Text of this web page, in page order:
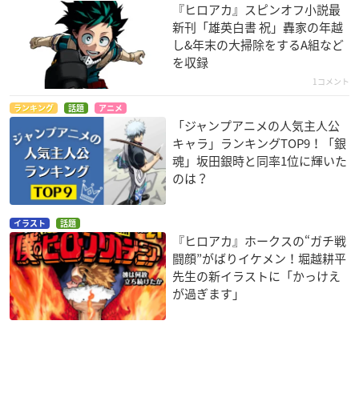
ジャンプフェスタオリジナルグッズ販売
・TOHO animation STORE
【先行受注販売期間】
2021年12月15日(水)12:00～12月19日(日)17:00
※ジャンプフェスタ先行販売商品
※上記期間中は、売り切れなしでの販売となります。
・ジャンフェスストア内「オリジナルグッズ販売ECサイト」
・ヒロアカアニメグッズ販売メーカー：ムービック、タカラト
ミーアーツ、ショウワノート、エンスカイ、キャラアニ
『ヒロアカ』スピンオフ小説最
新刊「雄英白書 祝」轟家の年越
し&年末の大掃除をするA組など
を収録
1コメント
ランキング 話題 アニメ
「ジャンプアニメの人気主人公
キャラ」ランキングTOP9！「銀
魂」坂田銀時と同率1位に輝いた
のは？
イラスト 話題
『ヒロアカ』ホークスの“ガチ戦
闘顔”がばりイケメン！堀越耕平
先生の新イラストに「かっけえ
が過ぎます」